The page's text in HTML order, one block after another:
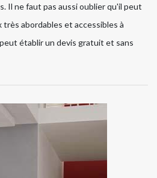
Il ne faut pas aussi oublier qu'il peut
très abordables et accessibles à
établir un devis gratuit et sans